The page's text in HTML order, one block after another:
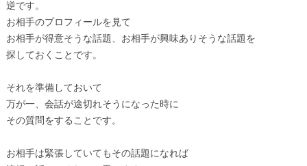
逆です。
お相手のプロフィールを見て
お相手が得意そうな話題、お相手が興味ありそうな話題を
探しておくことです。
それを準備しておいて
万が一、会話が途切れそうになった時に
その質問をすることです。
お相手は緊張していてもその話題になれば